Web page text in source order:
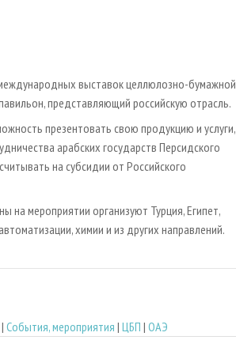
выставок целлюлозно-бумажной
представляющий российскую отрасль.
презентовать свою продукцию и услуги,
арабских государств Персидского
на субсидии от Российского
на мероприятии организуют Турция, Египет,
химии и из других направлений.
| События, мероприятия | ЦБП | ОАЭ